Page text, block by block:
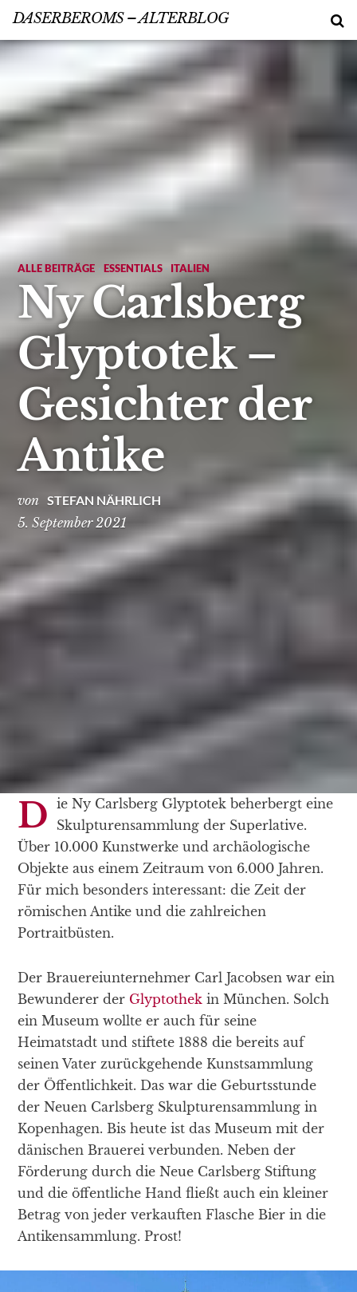
DASERBEROMS – ALTERBLOG
ALLE BEITRÄGE · ESSENTIALS · ITALIEN
Ny Carlsberg
Glyptotek –
Gesichter der
Antike
von STEFAN NÄHRLICH
5. September 2021
Die Ny Carlsberg Glyptotek beherbergt eine
Skulpturensammlung der Superlative.
Über 10.000 Kunstwerke und archäologische
Objekte aus einem Zeitraum von 6.000 Jahren.
Für mich besonders interessant: die Zeit der
römischen Antike und die zahlreichen
Portraitbüsten.
Der Brauereiunternehmer Carl Jacobsen war ein
Bewunderer der Glyptothek in München. Solch
ein Museum wollte er auch für seine
Heimatstadt und stiftete 1888 die bereits auf
seinen Vater zurückgehende Kunstsammlung
der Öffentlichkeit. Das war die Geburtsstunde
der Neuen Carlsberg Skulpturensammlung in
Kopenhagen. Bis heute ist das Museum mit der
dänischen Brauerei verbunden. Neben der
Förderung durch die Neue Carlsberg Stiftung
und die öffentliche Hand fließt auch ein kleiner
Betrag von jeder verkauften Flasche Bier in die
Antikensammlung. Prost!